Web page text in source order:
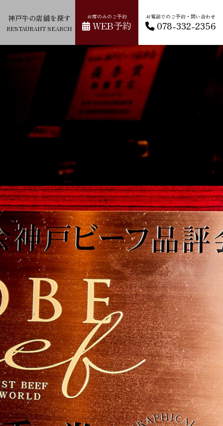
神戸牛の店舗を探す
RESTAURANT SEARCH
お席のみのご予約
WEB予約
お電話でのご予約・問い合わせ
078-332-2356